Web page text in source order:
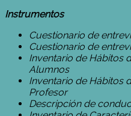
Instrumentos
Cuestionario de
Cuestionario de
Inventario de Hábitos
Alumnos
Inventario de Hábitos
Profesor
Descripción de